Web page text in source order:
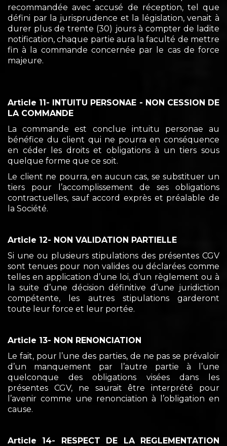
recommandée avec accusé de réception, tel que
défini par la jurisprudence et la législation, venait à
durer plus de trente (30) jours à compter de ladite
notification, chaque partie aura la faculté de mettre
fin à la commande concernée par le cas de force
majeure.
Article 11- INTUITU PERSONAE - NON CESSION DE
LA COMMANDE
La commande est conclue intuitu personae au
bénéfice du client qui ne pourra en conséquence
en céder les droits et obligations à un tiers sous
quelque forme que ce soit.
Le client ne pourra, en aucun cas, se substituer un
tiers pour l’accomplissement de ses obligations
contractuelles, sauf accord exprès et préalable de
la Société.
Article 12- NON VALIDATION PARTIELLE
Si une ou plusieurs stipulations des présentes CGV
sont tenues pour non valides ou déclarées comme
telles en application d’une loi, d’un règlement ou à
la suite d’une décision définitive d’une juridiction
compétente, les autres stipulations garderont
toute leur force et leur portée.
Article 13- NON RENONCIATION
Le fait, pour l’une des parties, de ne pas se prévaloir
d’un manquement par l’autre partie à l’une
quelconque des obligations visées dans les
présentes CGV, ne saurait être interprété pour
l’avenir comme une renonciation à l’obligation en
cause.
Article 14- RESPECT DE LA REGLEMENTATION